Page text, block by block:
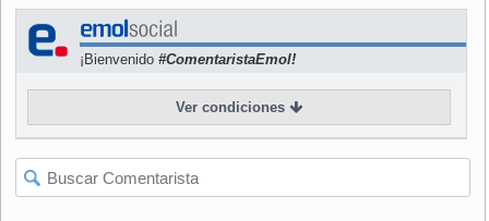
chilenas en Perú ascienden a unos tres mil millones de
dólares desde 1992 hasta la fecha. "Siempre hay interés en
ampliar el campo de inversiones en el Perú y hay muchos
proyectos nuevos".
En cuanto al intercambio comercial, dijo que en el primer
semestre del año se llegó a los 305 millones de dólares y
para fin de 2000 se prevé superar los 500 millones de
¡Bienvenido #ComentaristaEmol!
Ver condiciones